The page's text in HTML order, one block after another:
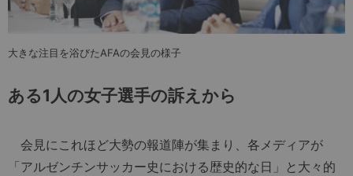
大きな注目を浴びたAFAの会見の様子
ある1人の女子選手の訴えから
会見にこれほど大勢の報道陣が集まり、各メディアが
「アルゼンチンサッカー史における歴史的な日」と大々的